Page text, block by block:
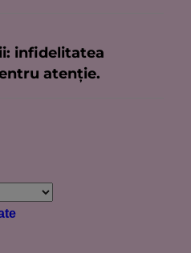
infidelitatea
atenție.